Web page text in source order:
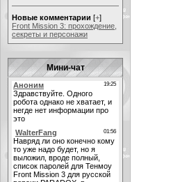
Новые комментарии [+]
Front Mission 3: прохождение,
секреты и персонажи
Мини-чат